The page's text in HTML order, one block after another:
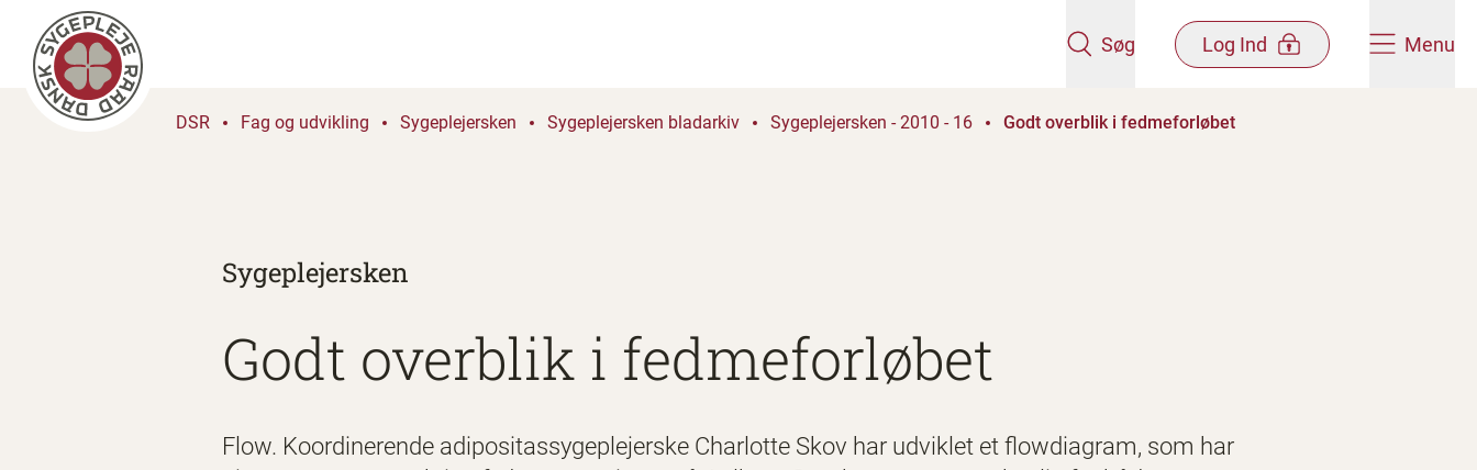
Søg Log Ind Menu
DSR Fag og udvikling Sygeplejersken Sygeplejersken bladarkiv Sygeplejersken - 2010 - 16 Godt overblik i fedmeforløbet
Sygeplejersken
Godt overblik i fedmeforløbet
Flow. Koordinerende adipositassygeplejerske Charlotte Skov har udviklet et flowdiagram, som har